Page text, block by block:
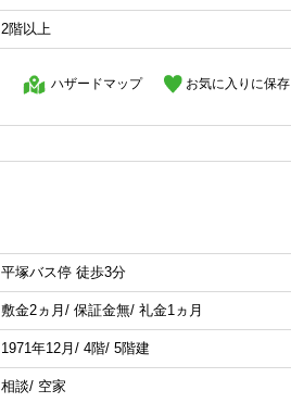
2階以上
ハザードマップ お気に入りに保存
平塚バス停 徒歩3分
敷金2ヵ月/ 保証金無/ 礼金1ヵ月
1971年12月/ 4階/ 5階建
相談/ 空家